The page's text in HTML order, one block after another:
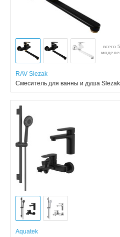
всего 5
RAV Slezak
Смеситель для ванны и душа
Aquatek